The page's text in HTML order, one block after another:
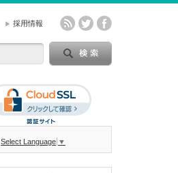
採用情報
Select Language ▼